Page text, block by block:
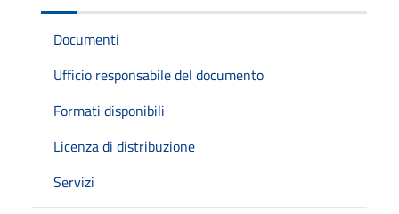
Documenti
Ufficio responsabile del documento
Formati disponibili
Licenza di distribuzione
Servizi